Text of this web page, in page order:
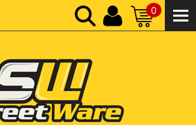
0
ΚΑΘΑΡΌ ΣΎΝΟΛΟ:
ΤΕΛΙΚΌ ΣΎΝΟΛΟ:0,00 €